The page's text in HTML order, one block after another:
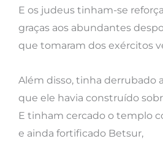
E os judeus tinham-se
graças aos abundantes
que tomaram dos exércitos
Além disso, tinha derrubado
que ele havia construído
E tinham cercado o templo
e ainda fortificado Betsur,